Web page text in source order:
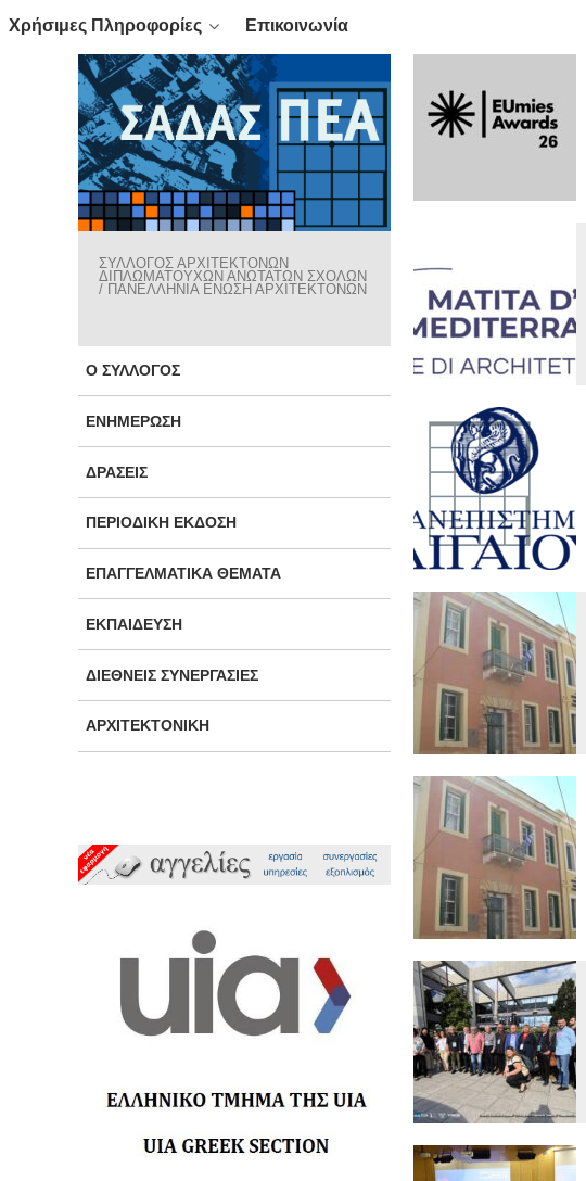
Χρήσιμες Πληροφορίες Επικοινωνία
ΣΥΛΛΟΓΟΣ ΑΡΧΙΤΕΚΤΟΝΩΝ
ΔΙΠΛΩΜΑΤΟΥΧΩΝ ΑΝΩΤΑΤΩΝ ΣΧΟΛΩΝ
/ ΠΑΝΕΛΛΗΝΙΑ ΕΝΩΣΗ ΑΡΧΙΤΕΚΤΟΝΩΝ
Ο ΣΎΛΛΟΓΟΣ
ΕΝΗΜΈΡΩΣΗ
ΔΡΆΣΕΙΣ
ΠΕΡΙΟΔΙΚΉ ΈΚΔΟΣΗ
ΕΠΑΓΓΕΛΜΑΤΙΚΆ ΘΈΜΑΤΑ
ΕΚΠΑΊΔΕΥΣΗ
ΔΙΕΘΝΕΊΣ ΣΥΝΕΡΓΑΣΊΕΣ
ΑΡΧΙΤΕΚΤΟΝΙΚΉ